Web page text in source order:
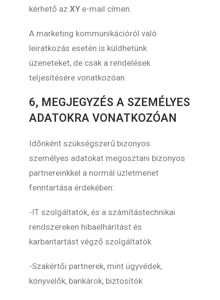
kérhető azXY e-mail címen.
A marketing kommunikációról való
leiratkozás esetén is küldhetünk
üzeneteket, de csak a rendelések
teljesítésére vonatkozóan.
6, MEGJEGYZÉS A SZEMÉLYES
ADATOKRA VONATKOZÓAN
Időnként szükségszerű bizonyos
személyes adatokat megosztani bizonyos
partnereinkkel a normál üzletmenet
fenntartása érdekében:
-IT szolgáltatók, és a számítástechnikai
rendszereken hibaelhárítást és
karbantartást végző szolgáltatók
-Szakértői partnerek, mint ügyvédek,
könyvelők, bankárok, biztosítók